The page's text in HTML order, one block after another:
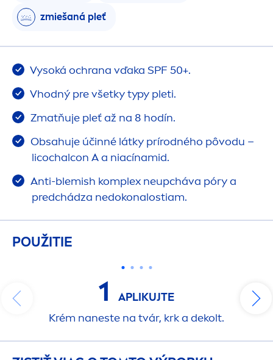
zmiešaná pleť
Vysoká ochrana vďaka SPF 50+.
Vhodný pre všetky typy pleti.
Zmatňuje pleť až na 8 hodín.
Obsahuje účinné látky prírodného pôvodu –
licochalcon A a niacínamid.
Anti-blemish komplex neupcháva póry a
predchádza nedokonalostiam.
POUŽITIE
1
APLIKUJTE
Krém naneste na tvár, krk a dekolt.